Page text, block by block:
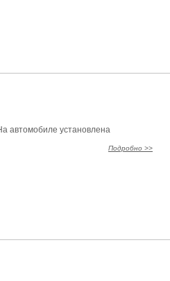
автомобиле установлена
Подробно >>